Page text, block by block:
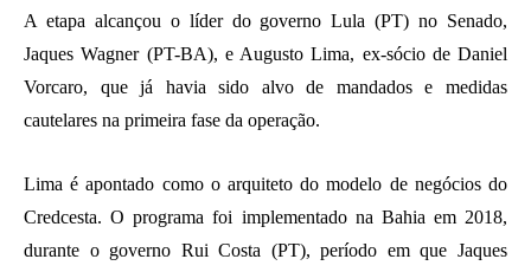
A etapa alcançou o líder do governo Lula (PT) no Senado,
Jaques Wagner (PT-BA), e Augusto Lima, ex-sócio de Daniel
Vorcaro, que já havia sido alvo de mandados e medidas
cautelares na primeira fase da operação.
Lima é apontado como o arquiteto do modelo de negócios do
Credcesta. O programa foi implementado na Bahia em 2018,
durante o governo Rui Costa (PT), período em que Jaques